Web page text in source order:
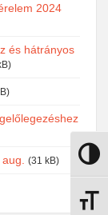
Nagy
2024
és hátrányos
(31 kB)